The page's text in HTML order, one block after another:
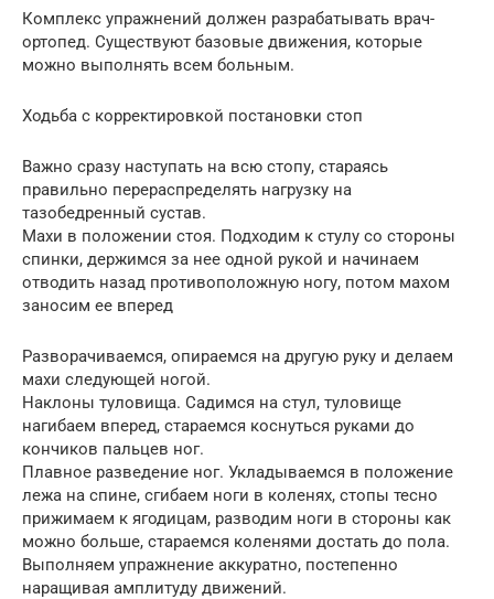
Комплекс упражнений должен разрабатывать врач-
ортопед. Существуют базовые движения, которые
можно выполнять всем больным.
Ходьба с корректировкой постановки стоп
Важно сразу наступать на всю стопу, стараясь
правильно перераспределять нагрузку на
тазобедренный сустав.
Махи в положении стоя. Подходим к стулу со стороны
спинки, держимся за нее одной рукой и начинаем
отводить назад противоположную ногу, потом махом
заносим ее вперед
Разворачиваемся, опираемся на другую руку и делаем
махи следующей ногой.
Наклоны туловища. Садимся на стул, туловище
нагибаем вперед, стараемся коснуться руками до
кончиков пальцев ног.
Плавное разведение ног. Укладываемся в положение
лежа на спине, сгибаем ноги в коленях, стопы тесно
прижимаем к ягодицам, разводим ноги в стороны как
можно больше, стараемся коленями достать до пола.
Выполняем упражнение аккуратно, постепенно
наращивая амплитуду движений.